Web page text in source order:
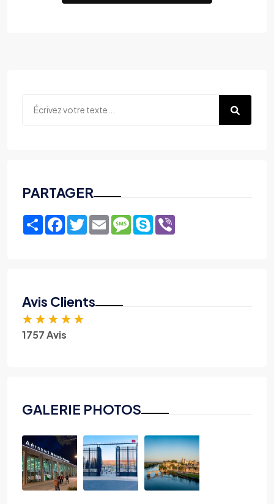
PARTAGER
ShareFacebook
TwitterEmailMessage
Skype
Avis Clients
★ ★ ★ ★ ★
1757 Avis
GALERIE PHOTOS